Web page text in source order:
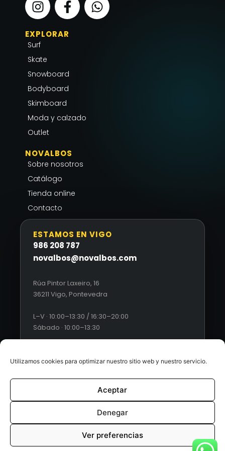
Utilizamos cookies para optimizar nuestro sitio web y nuestro servicio.
Aceptar
Denegar
Ver preferencias
n
s
t
a
g
r
a
m
a
c
e
o
k
f
h
a
EXPLORAR
Surf
Skate
Snowboard
Bodyboard
Skimboard
Moda y calzado
Outlet
NOVALBOS
Sobre nosotros
Catálogo
Tienda online
Contacto
ESTAMOS EN VIGO
986 208 787
novalbos@novalbos.com
Rúa Pintor Laxeiro, 16
36211 Vigo, Pontevedra
L–V · 10:00–13:30 / 16:30–20:00
Sábado · 10:00–13:30
© 2026 Novalbos. Todos los derechos reservados. |
web by Esquío
Aviso Legal|Política de Privacidad|Condiciones generales
Políticas de cookies